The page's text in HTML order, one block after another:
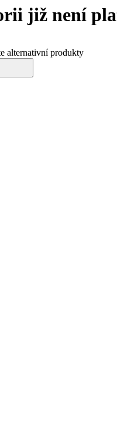
již není
alternativní produkty